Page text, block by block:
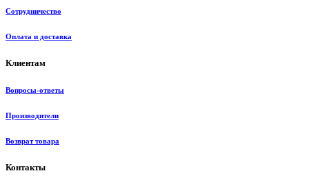
Сотрудничество
Оплата и доставка
Клиентам
Вопросы-ответы
Производители
Возврат товара
Контакты